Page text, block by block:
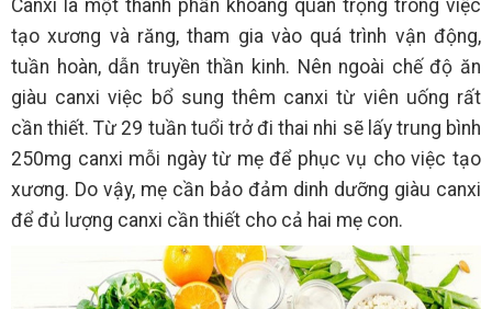
Canxi là một thành phần khoáng quan trọng trong việc
tạo xương và răng, tham gia vào quá trình vận động,
tuần hoàn, dẫn truyền thần kinh. Nên ngoài chế độ ăn
giàu canxi việc bổ sung thêm canxi từ viên uống rất
cần thiết. Từ 29 tuần tuổi trở đi thai nhi sẽ lấy trung bình
250mg canxi mỗi ngày từ mẹ để phục vụ cho việc tạo
xương. Do vậy, mẹ cần bảo đảm dinh dưỡng giàu canxi
để đủ lượng canxi cần thiết cho cả hai mẹ con.